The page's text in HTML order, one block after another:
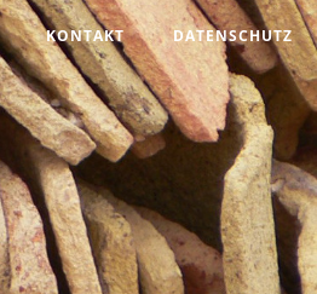
KONTAKT DATENSCHUTZ